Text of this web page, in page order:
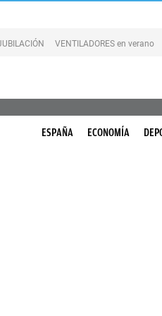
VENTILADORES en verano
ESPAÑA ECONOMÍA